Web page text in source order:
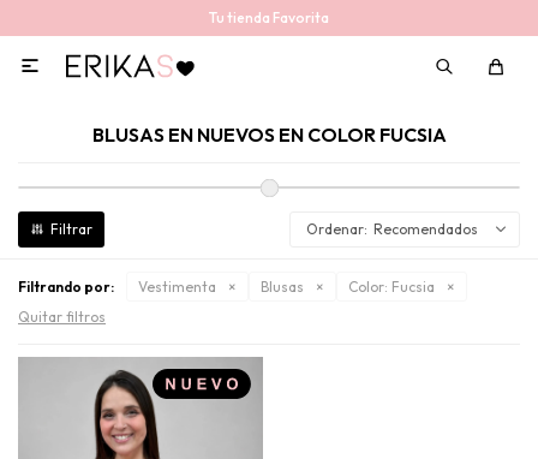
Tu tienda Favorita

BLUSAS EN NUEVOS EN COLOR FUCSIA
Recomendados
Filtrando por: Vestimenta Blusas Color: Fucsia
Quitar filtros